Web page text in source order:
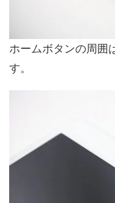
ホームボタンの周囲
す。